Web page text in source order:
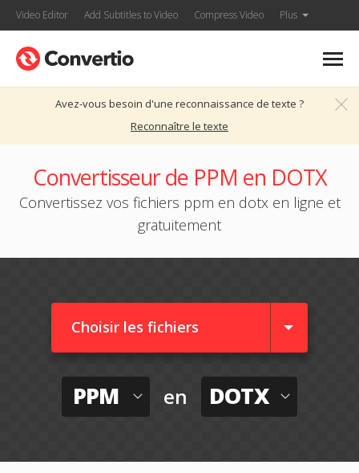
Video Editor Add Subtitles to Video Compress Video Plus
Avez-vous besoin d'une reconnaissance de texte ?
Reconnaître le texte
Convertisseur de PPM en DOTX
Convertissez vos fichiers ppm en dotx en ligne et
gratuitement
Choisir les fichiers
PPM en DOTX